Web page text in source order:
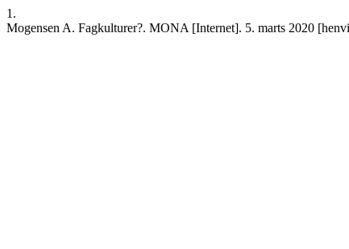
1.
Mogensen A. Fagkulturer?. MONA [Internet]. 5. marts 2020